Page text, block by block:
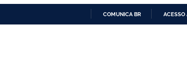
COMUNICA BR ACESSO